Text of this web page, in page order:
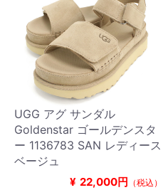
UGG アグ サンダル
Goldenstar ゴールデンスタ
ー 1136783 SAN レディース
ベージュ
¥ 22,000円 （税込）